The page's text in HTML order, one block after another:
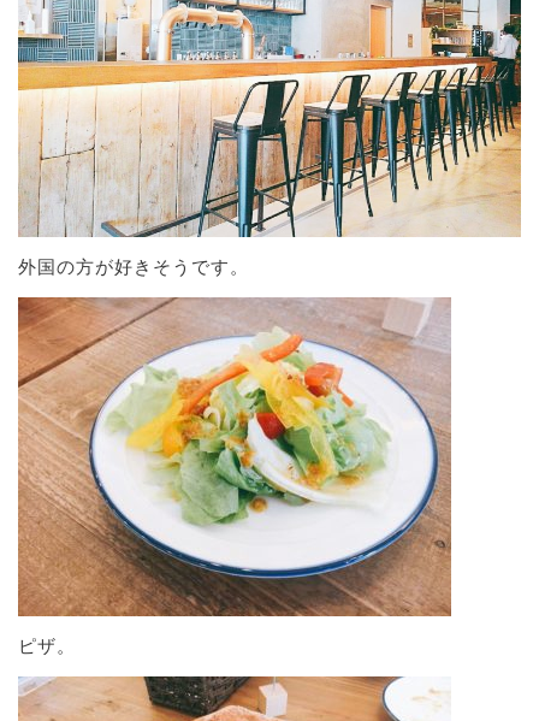
外国の方が好きそうです。
ピザ。